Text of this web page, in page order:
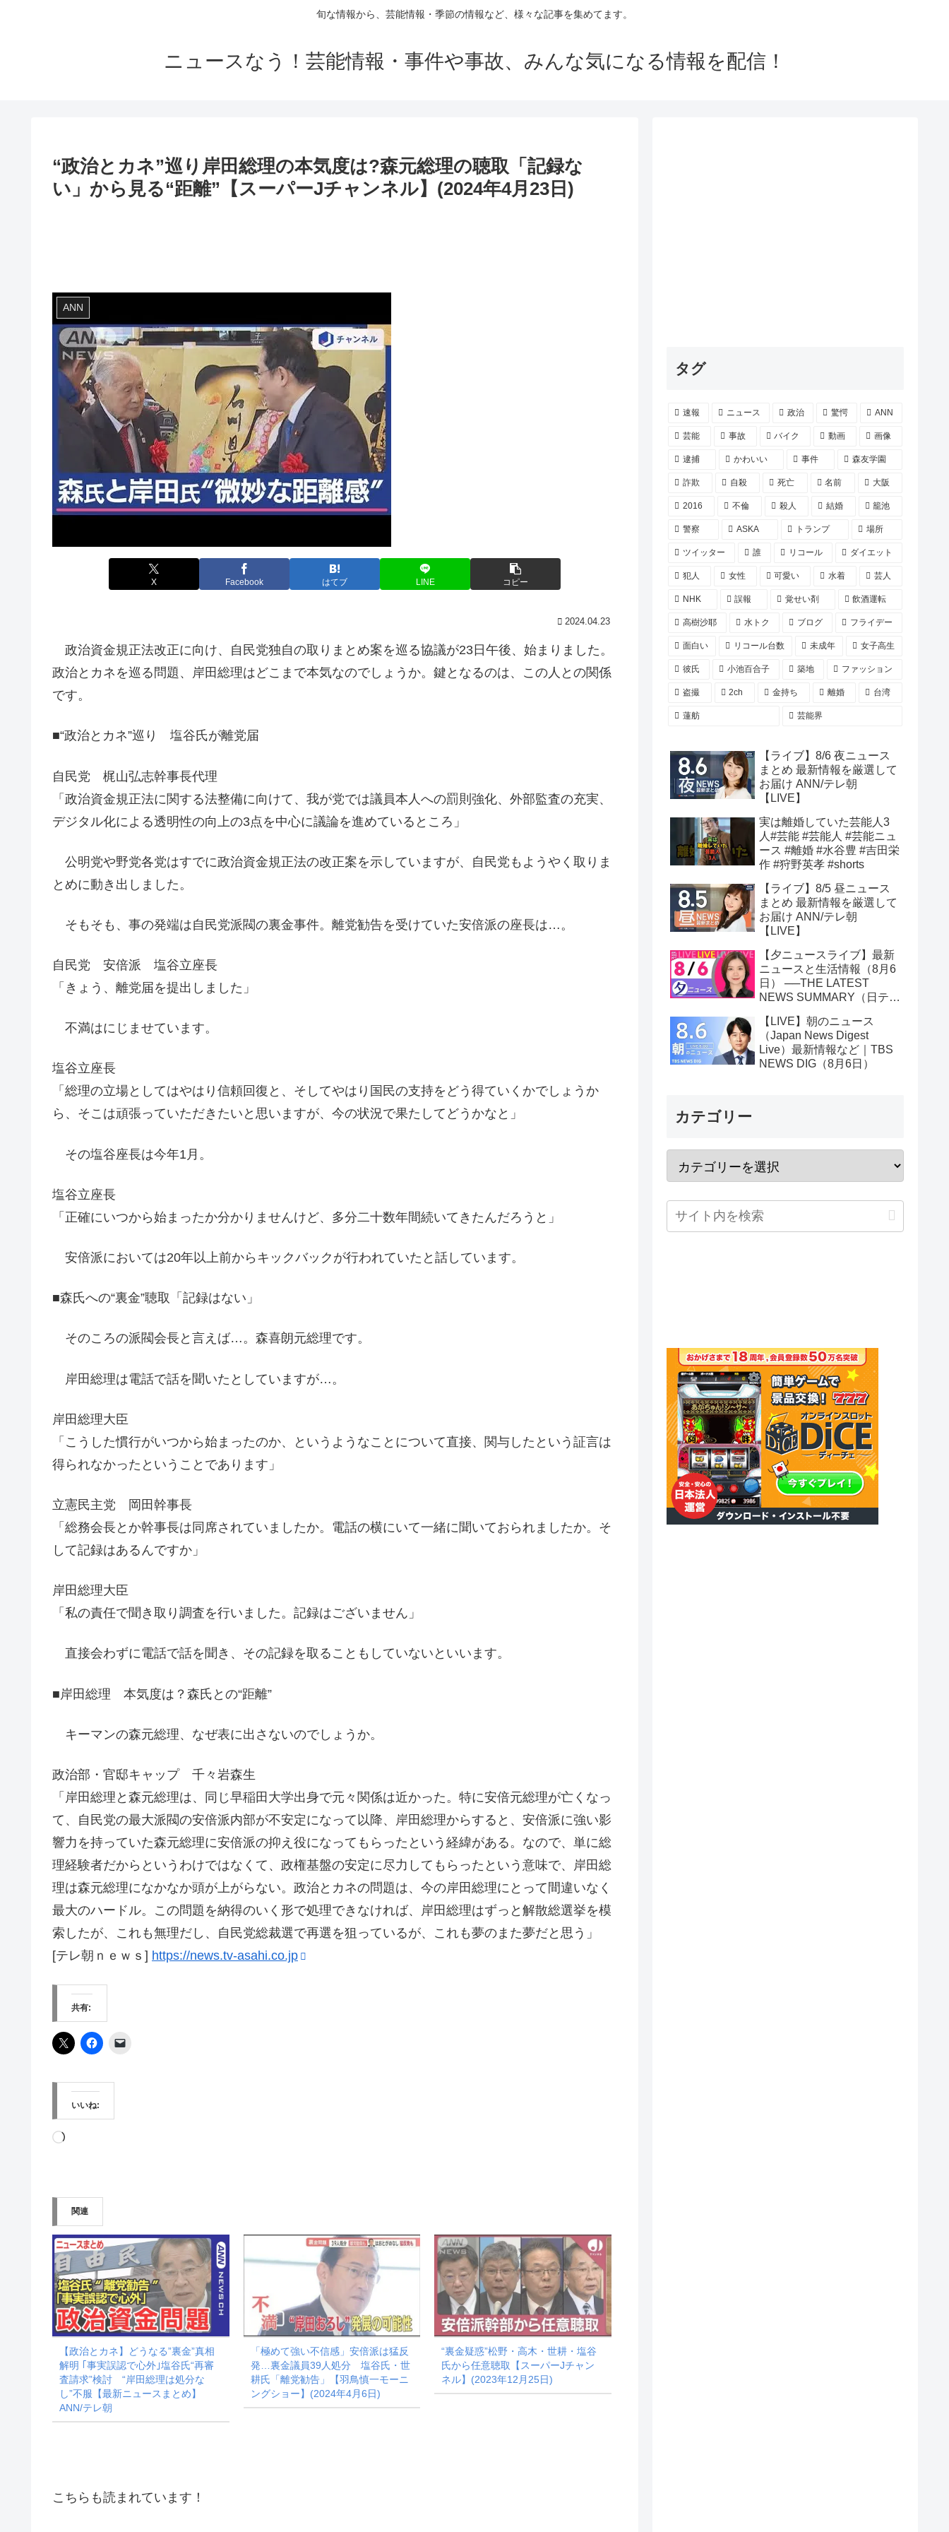
旬な情報から、芸能情報・季節の情報など、様々な記事を集めてます。
ニュースなう！芸能情報・事件や事故、みんな気になる情報を配信！
“政治とカネ”巡り岸田総理の本気度は?森元総理の聴取「記録な
い」から見る“距離”【スーパーJチャンネル】(2024年4月23日)
ANN
X Facebook はてブ LINE コピー
2024.04.23
政治資金規正法改正に向け、自民党独自の取りまとめ案を巡る協議が23日午後、始まりました。
政治とカネを巡る問題、岸田総理はどこまで本気なのでしょうか。鍵となるのは、この人との関係
です。
■“政治とカネ”巡り 塩谷氏が離党届
自民党 梶山弘志幹事長代理
「政治資金規正法に関する法整備に向けて、我が党では議員本人への罰則強化、外部監査の充実、
デジタル化による透明性の向上の3点を中心に議論を進めているところ」
公明党や野党各党はすでに政治資金規正法の改正案を示していますが、自民党もようやく取りま
とめに動き出しました。
そもそも、事の発端は自民党派閥の裏金事件。離党勧告を受けていた安倍派の座長は…。
自民党 安倍派 塩谷立座長
「きょう、離党届を提出しました」
不満はにじませています。
塩谷立座長
「総理の立場としてはやはり信頼回復と、そしてやはり国民の支持をどう得ていくかでしょうか
ら、そこは頑張っていただきたいと思いますが、今の状況で果たしてどうかなと」
その塩谷座長は今年1月。
塩谷立座長
「正確にいつから始まったか分かりませんけど、多分二十数年間続いてきたんだろうと」
安倍派においては20年以上前からキックバックが行われていたと話しています。
■森氏への“裏金”聴取「記録はない」
そのころの派閥会長と言えば…。森喜朗元総理です。
岸田総理は電話で話を聞いたとしていますが…。
岸田総理大臣
「こうした慣行がいつから始まったのか、というようなことについて直接、関与したという証言は
得られなかったということであります」
立憲民主党 岡田幹事長
「総務会長とか幹事長は同席されていましたか。電話の横にいて一緒に聞いておられましたか。そ
して記録はあるんですか」
岸田総理大臣
「私の責任で聞き取り調査を行いました。記録はございません」
直接会わずに電話で話を聞き、その記録を取ることもしていないといいます。
■岸田総理 本気度は？森氏との“距離”
キーマンの森元総理、なぜ表に出さないのでしょうか。
政治部・官邸キャップ 千々岩森生
「岸田総理と森元総理は、同じ早稲田大学出身で元々関係は近かった。特に安倍元総理が亡くなっ
て、自民党の最大派閥の安倍派内部が不安定になって以降、岸田総理からすると、安倍派に強い影
響力を持っていた森元総理に安倍派の抑え役になってもらったという経緯がある。なので、単に総
理経験者だからというわけではなくて、政権基盤の安定に尽力してもらったという意味で、岸田総
理は森元総理になかなか頭が上がらない。政治とカネの問題は、今の岸田総理にとって間違いなく
最大のハードル。この問題を納得のいく形で処理できなければ、岸田総理はずっと解散総選挙を模
索したが、これも無理だし、自民党総裁選で再選を狙っているが、これも夢のまた夢だと思う」
[テレ朝ｎｅｗｓ] https://news.tv-asahi.co.jp
共有:
いいね:
読
み
中…
関連
【政治とカネ】どうなる”裏金”真相
解明 ｢事実誤認で心外｣塩谷氏“再審
査請求”検討 “岸田総理は処分な
し”不服【最新ニュースまとめ】
ANN/テレ朝
「極めて強い不信感」安倍派は猛反
発…裏金議員39人処分 塩谷氏・世
耕氏「離党勧告」【羽鳥慎一モーニ
ングショー】(2024年4月6日)
“裏金疑惑”松野・高木・世耕・塩谷
氏から任意聴取【スーパーJチャン
ネル】(2023年12月25日)
こちらも読まれています！
タグ
速報 ニュース 政治 驚愕 ANN
芸能 事故 バイク 動画 画像
逮捕 かわいい 事件 森友学園
詐欺 自殺 死亡 名前 大阪
2016 不倫 殺人 結婚 籠池
警察 ASKA トランプ 場所
ツイッター 誰 リコール ダイエット
犯人 女性 可愛い 水着 芸人
NHK 誤報 覚せい剤 飲酒運転
高樹沙耶 水トク ブログ フライデー
面白い リコール台数 未成年 女子高生
彼氏 小池百合子 築地 ファッション
盗撮 2ch 金持ち 離婚 台湾
蓮舫 芸能界
【ライブ】8/6 夜ニュース
まとめ 最新情報を厳選して
お届け ANN/テレ朝
【LIVE】
実は離婚していた芸能人3
人#芸能 #芸能人 #芸能ニュ
ース #離婚 #水谷豊 #吉田栄
作 #狩野英孝 #shorts
【ライブ】8/5 昼ニュース
まとめ 最新情報を厳選して
お届け ANN/テレ朝
【LIVE】
【夕ニュースライブ】最新
ニュースと生活情報（8月6
日） ──THE LATEST
NEWS SUMMARY（日テレ
【LIVE】朝のニュース
（Japan News Digest
Live）最新情報など｜TBS
NEWS DIG（8月6日）
カテゴリー